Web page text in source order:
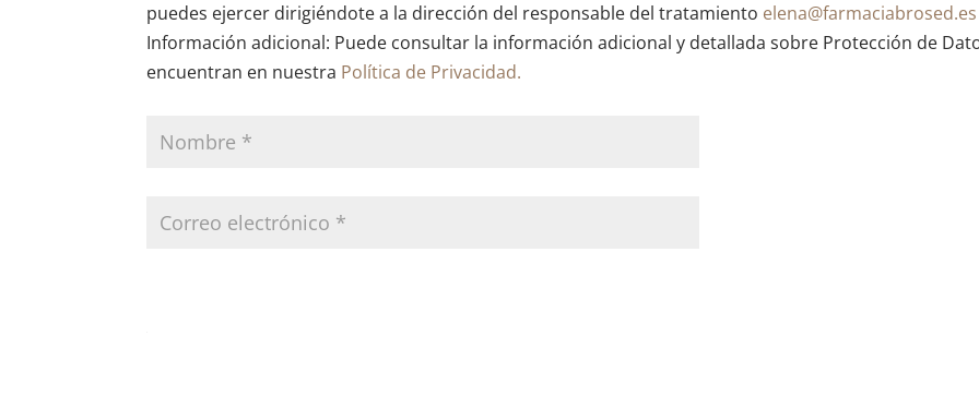
puedes ejercer dirigiéndote a la dirección del responsable del tratamiento elena@farmaciabrosed.es
Información adicional: Puede consultar la información adicional y detallada sobre Protección de
encuentran en nuestra Política de Privacidad.